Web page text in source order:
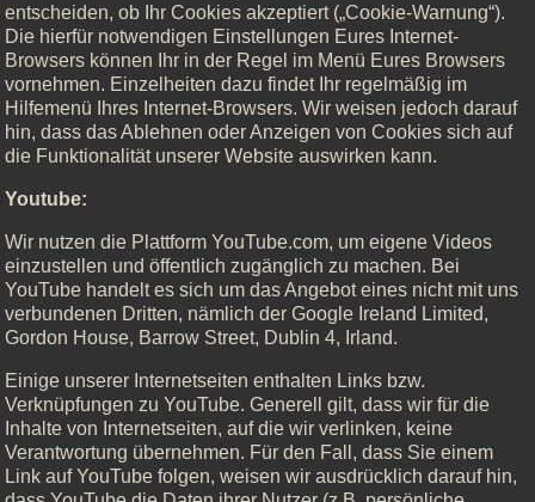
entscheiden, ob Ihr Cookies akzeptiert („Cookie-Warnung“).
Die hierfür notwendigen Einstellungen Eures Internet-
Browsers können Ihr in der Regel im Menü Eures Browsers
vornehmen. Einzelheiten dazu findet Ihr regelmäßig im
Hilfemenü Ihres Internet-Browsers. Wir weisen jedoch darauf
hin, dass das Ablehnen oder Anzeigen von Cookies sich auf
die Funktionalität unserer Website auswirken kann.
Youtube:
Wir nutzen die Plattform YouTube.com, um eigene Videos
einzustellen und öffentlich zugänglich zu machen. Bei
YouTube handelt es sich um das Angebot eines nicht mit uns
verbundenen Dritten, nämlich der Google Ireland Limited,
Gordon House, Barrow Street, Dublin 4, Irland.
Einige unserer Internetseiten enthalten Links bzw.
Verknüpfungen zu YouTube. Generell gilt, dass wir für die
Inhalte von Internetseiten, auf die wir verlinken, keine
Verantwortung übernehmen. Für den Fall, dass Sie einem
Link auf YouTube folgen, weisen wir ausdrücklich darauf hin,